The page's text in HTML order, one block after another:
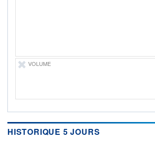
ÉLIGIBILITÉ
Non éligible
VOLUME
HISTORIQUE 5 JOURS